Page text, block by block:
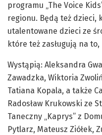
programu „The Voice
regionu. Będą też dzieci,
utalentowane dzieci ze
które też zasługują na
Wystąpią: Aleksandra
Zawadzka, Wiktoria
Tatiana Kopala, a także
Radosław Krukowski ze
Taneczny „Kaprys” z
Pytlarz, Mateusz Ziółek,